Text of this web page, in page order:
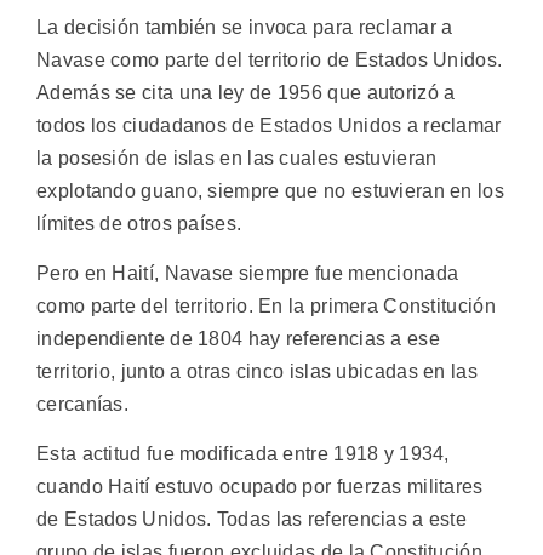
La decisión también se invoca para reclamar a
Navase como parte del territorio de Estados Unidos.
Además se cita una ley de 1956 que autorizó a
todos los ciudadanos de Estados Unidos a reclamar
la posesión de islas en las cuales estuvieran
explotando guano, siempre que no estuvieran en los
límites de otros países.
Pero en Haití, Navase siempre fue mencionada
como parte del territorio. En la primera Constitución
independiente de 1804 hay referencias a ese
territorio, junto a otras cinco islas ubicadas en las
cercanías.
Esta actitud fue modificada entre 1918 y 1934,
cuando Haití estuvo ocupado por fuerzas militares
de Estados Unidos. Todas las referencias a este